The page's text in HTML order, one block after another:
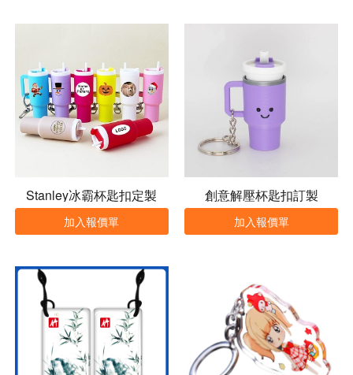
Stanley冰霸杯匙扣定製
加入報價單
創意解壓杯匙扣訂製
加入報價單